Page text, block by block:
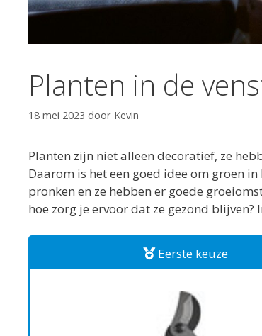
Planten in de
18 mei 2023 door Kevin
Planten zijn niet alleen decoratief, ze
Daarom is het een goed idee om groen
pronken en ze hebben er goede
hoe zorg je ervoor dat ze gezond
Eerste keuze